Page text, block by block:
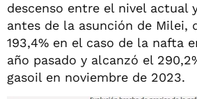
descenso entre el nivel actual
antes de la asunción de Milei,
193,4% en el caso de la nafta
año pasado y alcanzó el
gasoil en noviembre de 2023.